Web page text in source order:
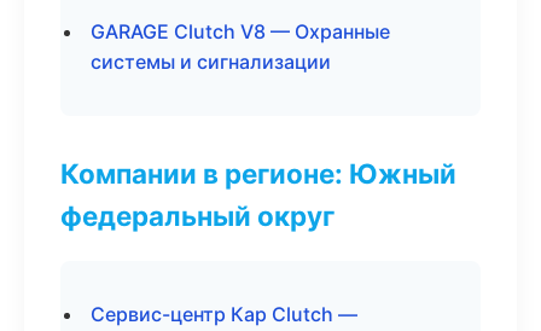
GARAGE Clutch V8 — Охранные
системы и сигнализации
Компании в регионе: Южный
федеральный округ
Сервис-центр Кар Clutch —